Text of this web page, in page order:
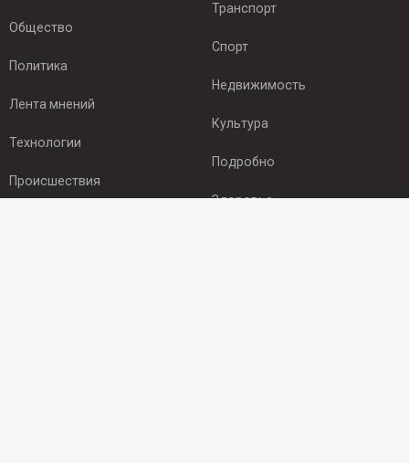
Общество
Политика
Лента мнений
Технологии
Происшествия
Транспорт
Спорт
Недвижимость
Культура
Подробно
Здоровье